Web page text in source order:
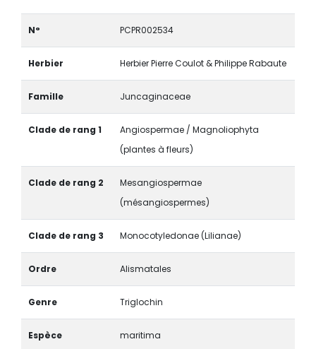
N° PCPR002534
Herbier Herbier Pierre Coulot & Philippe Rabaute
Famille Juncaginaceae
Clade de rang 1
Angiospermae / Magnoliophyta
(plantes à fleurs)
Clade de rang 2
Mesangiospermae
(mésangiospermes)
Clade de rang 3 Monocotyledonae (Lilianae)
Ordre Alismatales
Genre Triglochin
Espèce maritima